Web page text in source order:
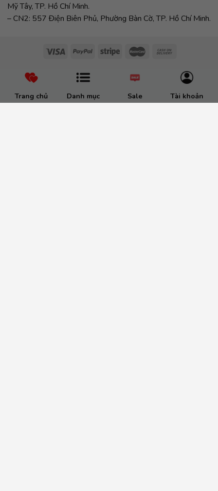
Trang chủ Danh mục Sale Tài khoản
Mỹ Tây, TP. Hồ Chí Minh.
– CN2: 557 Điện Biên Phủ, Phường Bàn Cờ, TP. Hồ Chí Minh.